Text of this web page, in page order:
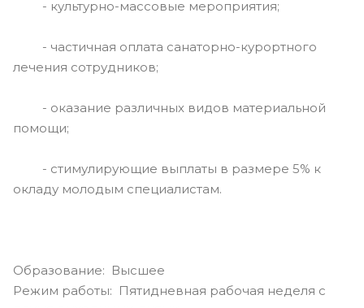
- культурно-массовые мероприятия;
- частичная оплата санаторно-курортного
лечения сотрудников;
- оказание различных видов материальной
помощи;
- стимулирующие выплаты в размере 5% к
окладу молодым специалистам.
Образование: Высшее
Режим работы: Пятидневная рабочая неделя с